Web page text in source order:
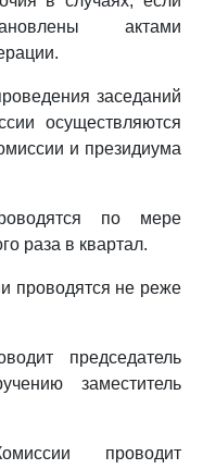
актами
заседаний
осуществляются
и президиума
по мере
раза в квартал.
проводятся не реже
председатель
заместитель
проводит